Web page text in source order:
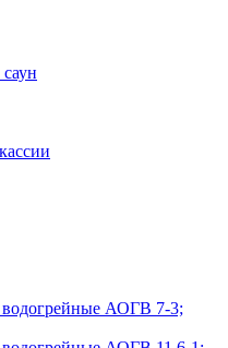
водогрейные АОГВ 7-3;